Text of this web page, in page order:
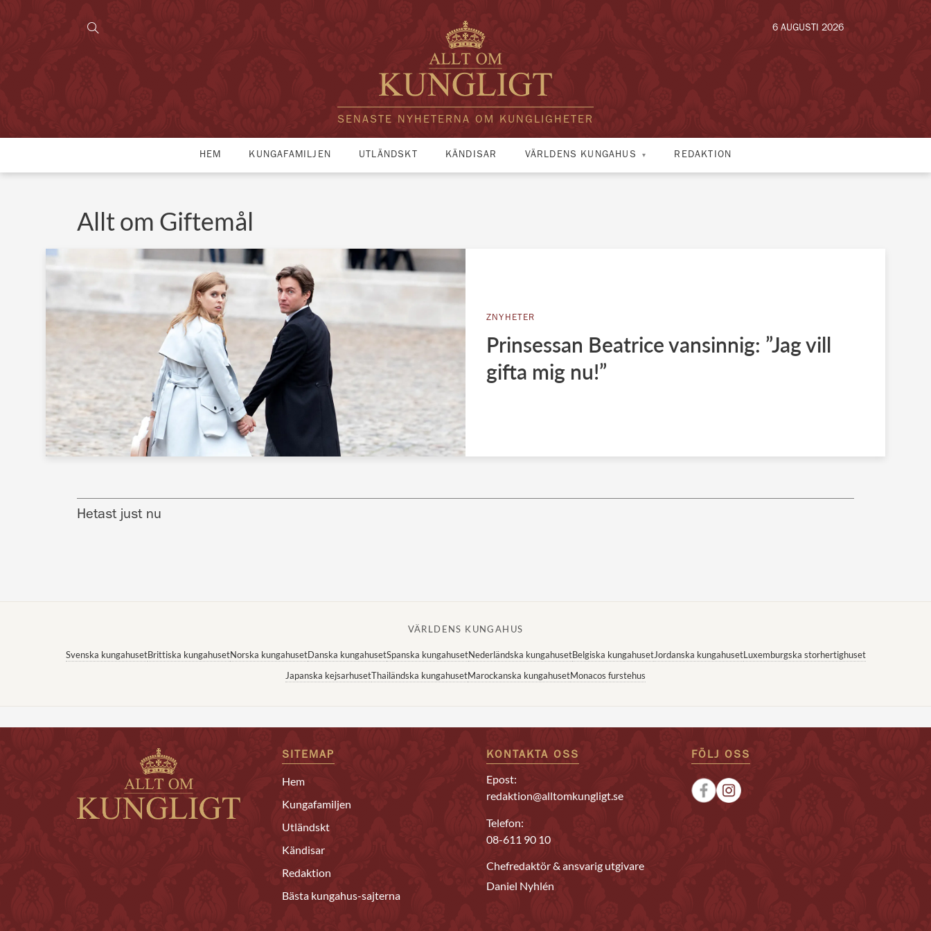
SENASTE NYHETERNA OM KUNGLIGHETER
6 AUGUSTI 2026
HEM KUNGAFAMILJEN UTLÄNDSKT KÄNDISAR VÄRLDENS KUNGAHUS REDAKTION
Allt om Giftemål
ZNYHETER
Prinsessan Beatrice vansinnig: ”Jag vill
gifta mig nu!”
Hetast just nu
VÄRLDENS KUNGAHUS
Svenska kungahusetBrittiska kungahusetNorska kungahusetDanska kungahusetSpanska kungahusetNederländska kungahusetBelgiska kungahusetJordanska kungahusetLuxemburgska storhertighuset
Japanska kejsarhusetThailändska kungahusetMarockanska kungahusetMonacos furstehus
SITEMAP
Hem
Kungafamiljen
Utländskt
Kändisar
Redaktion
Bästa kungahus-sajterna
KONTAKTA OSS
Epost:
redaktion@alltomkungligt.se
Telefon:
08-611 90 10
Chefredaktör & ansvarig utgivare
Daniel Nyhlén
FÖLJ OSS